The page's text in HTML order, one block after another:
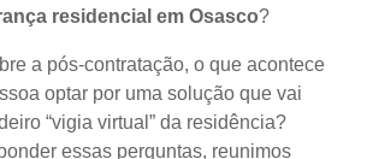
residencial em Osasco?
a pós-contratação, o que acontece
optar por uma solução que vai
“vigia virtual” da residência?
essas perguntas, reunimos